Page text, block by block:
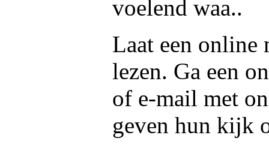
voelend waa..
Laat een online
lezen. Ga een
of e-mail met
geven hun kijk